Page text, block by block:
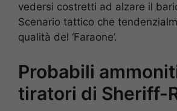
vedersi costretti ad alzare il
Scenario tattico che
qualità del ‘Faraone’.
Probabili
tiratori di Sheriff-